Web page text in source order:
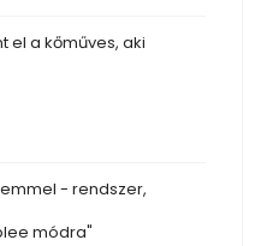
el a kőműves, aki
- rendszer,
módra"